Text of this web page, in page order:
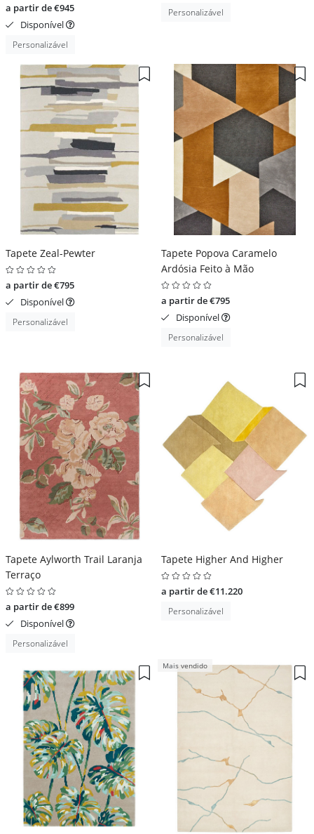
a partir de €945
Disponível
Personalizável
Personalizável
Tapete Zeal-Pewter
a partir de €795
Disponível
Personalizável
Tapete Popova Caramelo
Ardósia Feito à Mão
a partir de €795
Disponível
Personalizável
Tapete Aylworth Trail Laranja
Terraço
a partir de €899
Disponível
Personalizável
Tapete Higher And Higher
a partir de €11.220
Personalizável
Mais vendido